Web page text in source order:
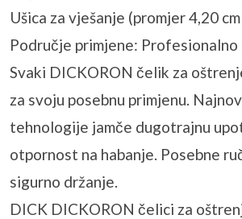
Ušica za vješanje (promjer 4,20 cm
Područje primjene:
Svaki DICKORON čelik za
za svoju posebnu primjenu.
tehnologije jamče dugotrajnu
otpornost na habanje. Posebne
sigurno držanje.
DICK DICKORON čelici za